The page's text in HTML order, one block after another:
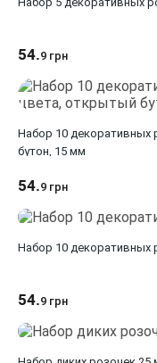
54.9 грн
Набор 10 декоративных
бутон, 15 мм
54.9 грн
Набор 10 декоративных
54.9 грн